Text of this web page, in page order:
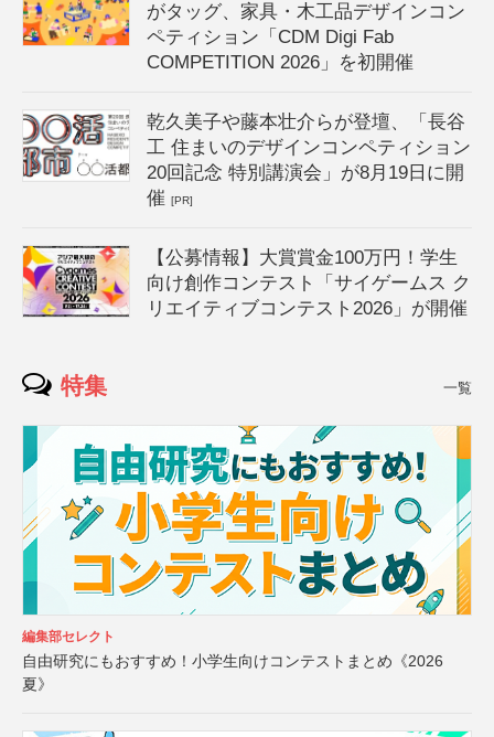
がタッグ、家具・木工品デザインコン
ペティション「CDM Digi Fab
COMPETITION 2026」を初開催
乾久美子や藤本壮介らが登壇、「長谷
工 住まいのデザインコンペティション
20回記念 特別講演会」が8月19日に開
催[PR]
【公募情報】大賞賞金100万円！学生
向け創作コンテスト「サイゲームス ク
リエイティブコンテスト2026」が開催
特集 一覧
編集部セレクト
自由研究にもおすすめ！小学生向けコンテストまとめ《2026
夏》